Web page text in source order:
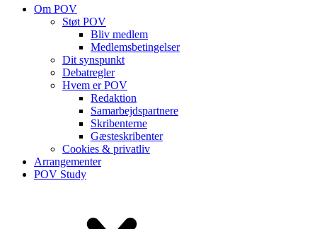
Om POV
Støt POV
Bliv medlem
Medlems­betingelser
Dit synspunkt
Debatregler
Hvem er POV
Redaktion
Samarbejdspartnere
Skribenterne
Gæsteskribenter
Cookies & privatliv
Arrangementer
POV Study